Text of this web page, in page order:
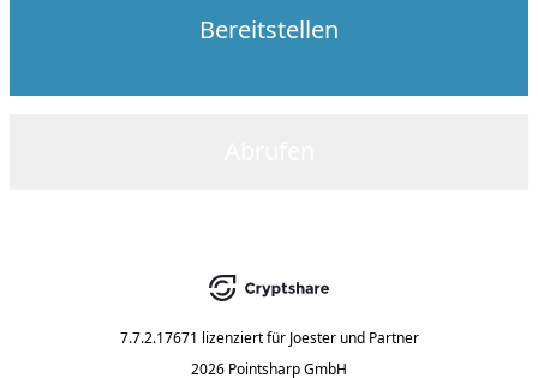
Bereitstellen
7.7.2.17671 lizenziert für Joester und Partner
2026 Pointsharp GmbH